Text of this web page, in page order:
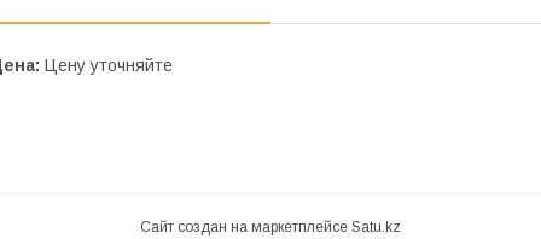
Цену уточняйте
Сайт создан на маркетплейсе Satu.kz